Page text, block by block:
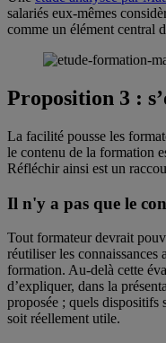
salariés eux-mêmes
comme un élément central
Proposition 3 :
La facilité pousse les
le contenu de la formation
Réfléchir ainsi est un
Il n'y a pas que le
Tout formateur devrait
réutiliser les connaissances
formation. Au-delà cette
d’expliquer, dans la
proposée ; quels dispositifs
soit réellement utile.